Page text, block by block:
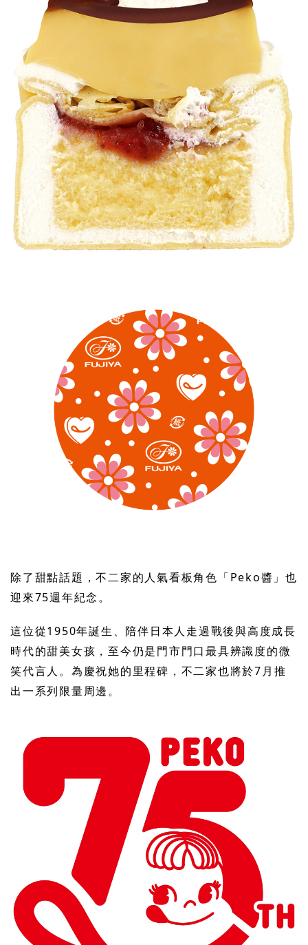
除了甜點話題，不二家的人氣看板角色「Peko醬」也
迎來75週年紀念。
這位從1950年誕生、陪伴日本人走過戰後與高度成長
時代的甜美女孩，至今仍是門市門口最具辨識度的微
笑代言人。為慶祝她的里程碑，不二家也將於7月推
出一系列限量周邊。